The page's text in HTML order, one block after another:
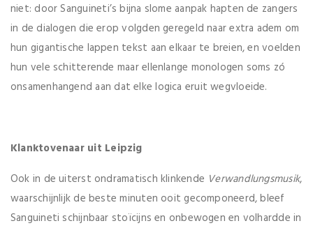
niet: door Sanguineti’s bijna slome aanpak hapten de zangers
in de dialogen die erop volgden geregeld naar extra adem om
hun gigantische lappen tekst aan elkaar te breien, en voelden
hun vele schitterende maar ellenlange monologen soms zó
onsamenhangend aan dat elke logica eruit wegvloeide.
Klanktovenaar uit Leipzig
Ook in de uiterst ondramatisch klinkende Verwandlungsmusik,
waarschijnlijk de beste minuten ooit gecomponeerd, bleef
Sanguineti schijnbaar stoïcijns en onbewogen en volhardde in